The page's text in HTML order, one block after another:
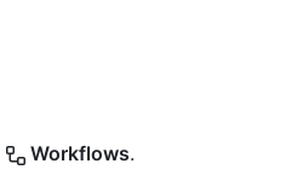
Workflows.